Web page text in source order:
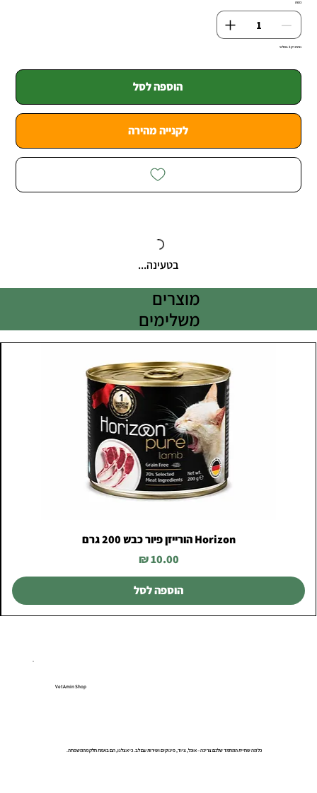
כמות
נותרו רק 3 במלאי
הוספה לסל
לקנייה מהירה
בטעינה...
מוצרים
משלימים
Horizon הורייזן פיור כבש 200 גרם
מחיר
הוספה לסל
VetAmin Shop
כל מה שחיית המחמד שלכם צריכה – אוכל, ציוד, פינוקים ושירות עם לב. כי אצלנו, הם באמת חלק מהמשפחה.